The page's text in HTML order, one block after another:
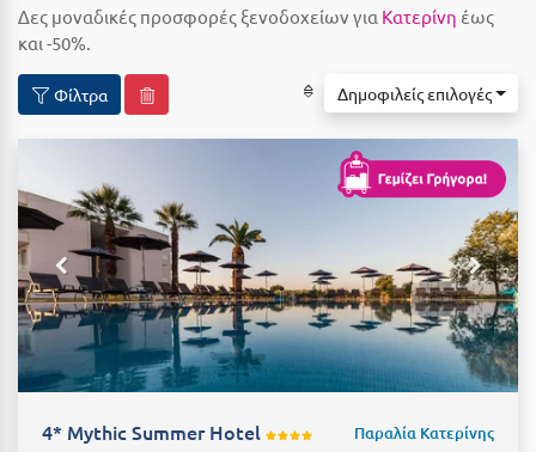
Αιδηψός
Αλισσός Αχαΐας
Αμαλιάδα
Αμάρυνθος
Αμοργός
Αμφίκλεια
Ανάβυσσος
Άνδρος
ΤΎΠΟΣ ΔΙΑΤΡΟΦΉΣ
Πρωινό
Ημιδιατροφή + Ποτά
Πλήρης Διατροφή
All Inclusive
Ένα Γεύμα
Δύο Γεύματα + Ποτά
ΤΎΠΟΣ ΚΑΤΑΛΎΜΑΤΟΣ
Δες μοναδικές προσφορές ξενοδοχείων για Κατερίνη έως
και -50%.
Φίλτρα Δημοφιλείς επιλογές
4* Mythic Summer Hotel Παραλία Κατερίνης